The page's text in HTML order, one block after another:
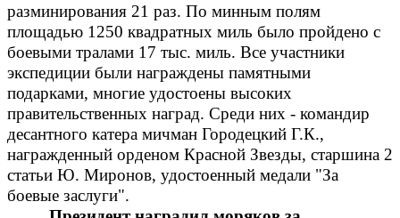
разминирования 21 раз. По минным полям
площадью 1250 квадратных миль было пройдено с
боевыми тралами 17 тыс. миль. Все участники
экспедиции были награждены памятными
подарками, многие удостоены высоких
правительственных наград. Среди них - командир
десантного катера мичман Городецкий Г.К.,
награжденный орденом Красной Звезды, старшина 2
статьи Ю. Миронов, удостоенный медали "За
боевые заслуги".